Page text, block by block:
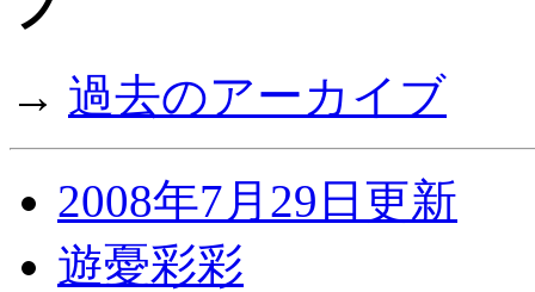
→ 過去のアーカイブ
2008年7月29日更新
遊憂彩彩